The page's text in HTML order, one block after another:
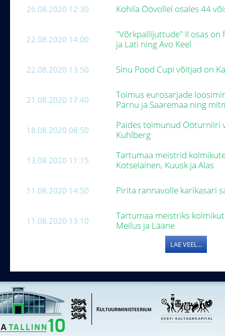
26.08.2020 12:30 Kohila Öövollel osales 44
22.08.2020 14:00
"Võrkpallijuttude" II osas on
ja Läti ning Avo Keel
22.08.2020 13:50 Sinu Pood Cupi võitjad on
21.08.2020 17:40
Toimus eurosarjade
Pärnu ja Saaremaa ning
18.08.2020 08:50
Paides toimunud Ööturniiri
Kuhlberg
13.08.2020 11:15
Tartumaa meistrid
Kotselainen, Kuusk ja Alas
11.08.2020 14:50 Pirita rannavolle karikasari
11.08.2020 13:10
Tartumaa meistriks
Meilus ja Lääne
LAE VEEL...